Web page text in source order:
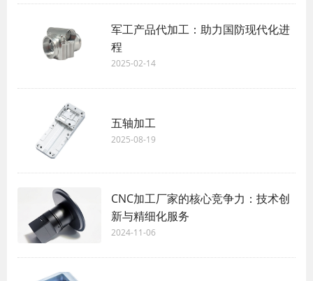
军工产品代加工：助力国防现代化进
程
2025-02-14
五轴加工
2025-08-19
CNC加工厂家的核心竞争力：技术创
新与精细化服务
2024-11-06